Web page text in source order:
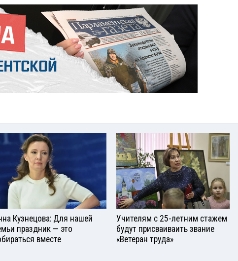
Кузнецова: Для нашей
праздник — это
вместе
Учителям с 25-летним стажем
будут присваиваить звание
«Ветеран труда»